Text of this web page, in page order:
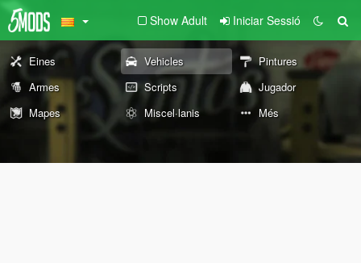
Show Adult Iniciar Sessió
Eines Vehicles
Pintures
Armes
Scripts
Jugador
Mapes
Miscel·lanis Més